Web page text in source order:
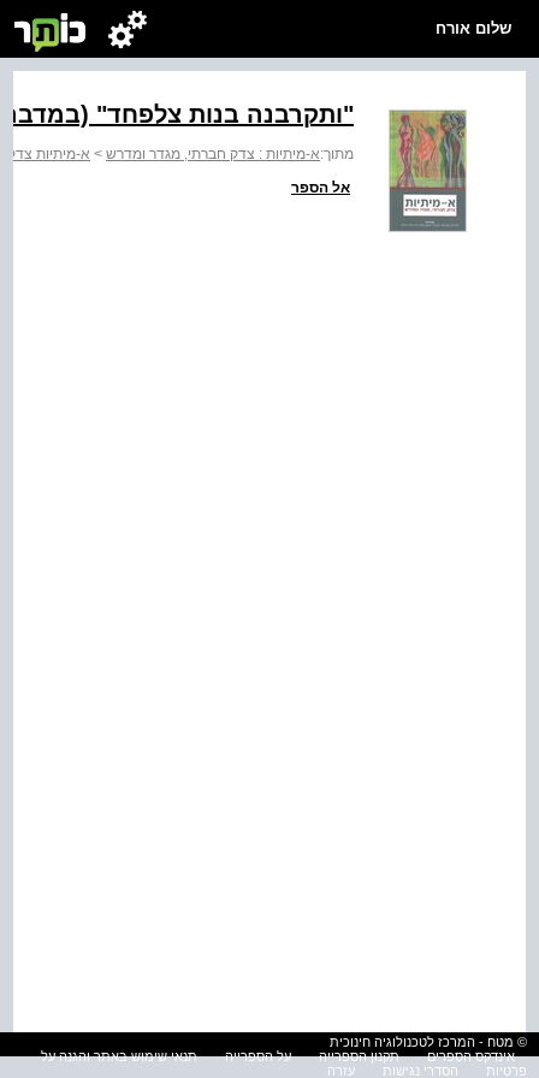
שלום אורח
"ותקרבנה בנות צלפחד"
מתוך:א-מיתיות : צדק חברתי, מגדר ומדרש > א-מיתיות צדק
אל הספר
© מטח - המרכז לטכנולוגיה חינוכית
אינדקס הספרים
תקנון הספרייה על הספרייה
תנאי שימוש באתר והגנה על
פרטיות
הסדרי נגישות עזרה